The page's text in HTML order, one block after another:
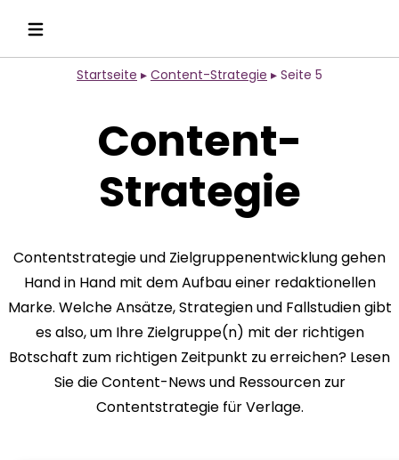
Startseite ▸ Content-Strategie ▸ Seite 5
Content-
Strategie
Contentstrategie und Zielgruppenentwicklung gehen
Hand in Hand mit dem Aufbau einer redaktionellen
Marke. Welche Ansätze, Strategien und Fallstudien gibt
es also, um Ihre Zielgruppe(n) mit der richtigen
Botschaft zum richtigen Zeitpunkt zu erreichen? Lesen
Sie die Content-News und Ressourcen zur
Contentstrategie für Verlage.